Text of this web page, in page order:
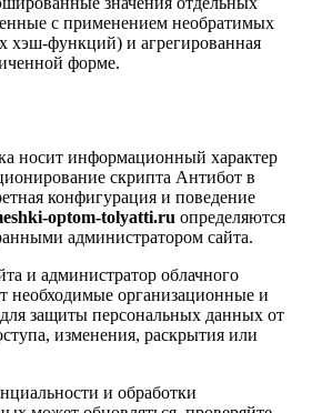
с применением необратимых
хэш-функций) и агрегированная
форме.
носит информационный характер
скрипта Антибот в
конфигурация и поведение
optom-tolyatti.ru определяются
администратором сайта.
и администратор облачного
необходимые организационные и
защиты персональных данных от
изменения, раскрытия или
и обработки